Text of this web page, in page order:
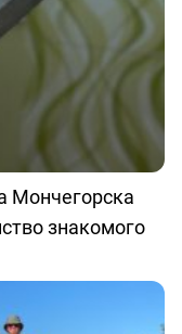
Мончегорска
знакомого